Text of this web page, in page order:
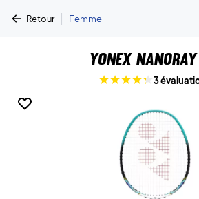
Retour | Femme
Yonex Nanoray
3